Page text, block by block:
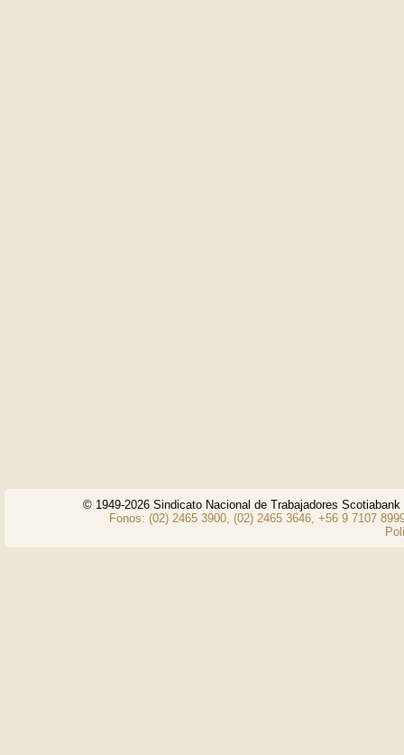
© 1949-2026 Sindicato Nacional de Trabajadores
Fonos: (02) 2465 3900, (02) 2465 3646, +56 9 7107